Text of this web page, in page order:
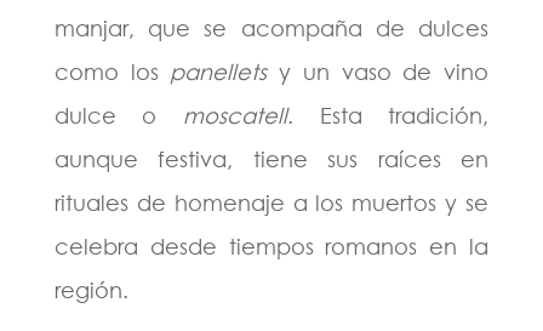
manjar, que se acompaña de dulces
como los panelletsy un vaso de vino
dulce o moscatell. Esta tradición,
aunque festiva, tiene sus raíces en
rituales de homenaje a los muertos y se
celebra desde tiempos romanos en la
región​.